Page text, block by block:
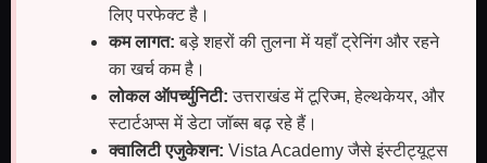
लिए परफेक्ट है।
कम लागत: बड़े शहरों की तुलना में यहाँ ट्रेनिंग और रहने
का खर्च कम है।
लोकल ऑपर्च्युनिटी: उत्तराखंड में टूरिज्म, हेल्थकेयर, और
स्टार्टअप्स में डेटा जॉब्स बढ़ रहे हैं।
क्वालिटी एजुकेशन: Vista Academy जैसे इंस्टीट्यूट्स